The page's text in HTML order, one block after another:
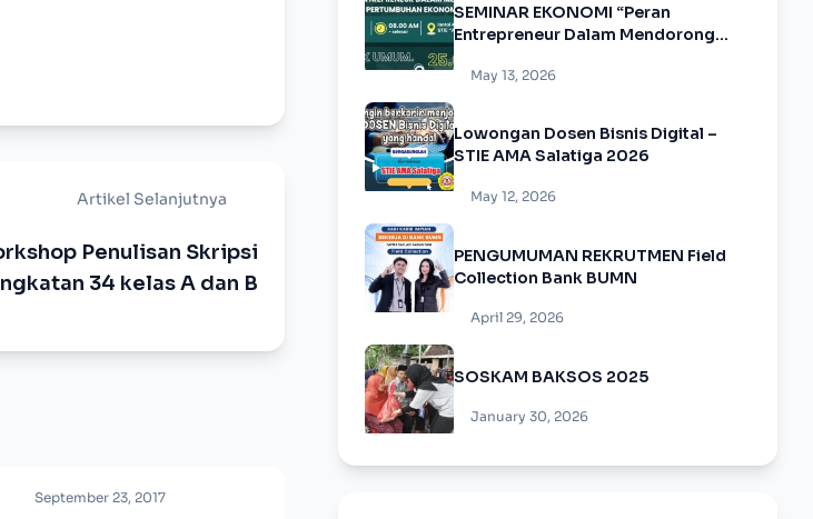
Artikel Selanjutnya
Penulisan Skripsi
34 kelas A dan B
September 23, 2017
SEMINAR EKONOMI “Peran
Entrepreneur Dalam Mendorong
May 13, 2026
Lowongan Dosen Bisnis Digital –
STIE AMA Salatiga 2026
May 12, 2026
PENGUMUMAN REKRUTMEN Field
Collection Bank BUMN
April 29, 2026
SOSKAM BAKSOS 2025
January 30, 2026